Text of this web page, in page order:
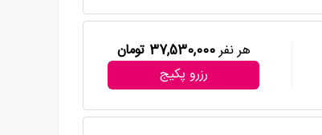
هر نفر37,530,000 تومان
رزرو پکیج